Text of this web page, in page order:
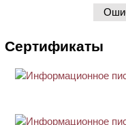
Сертификаты